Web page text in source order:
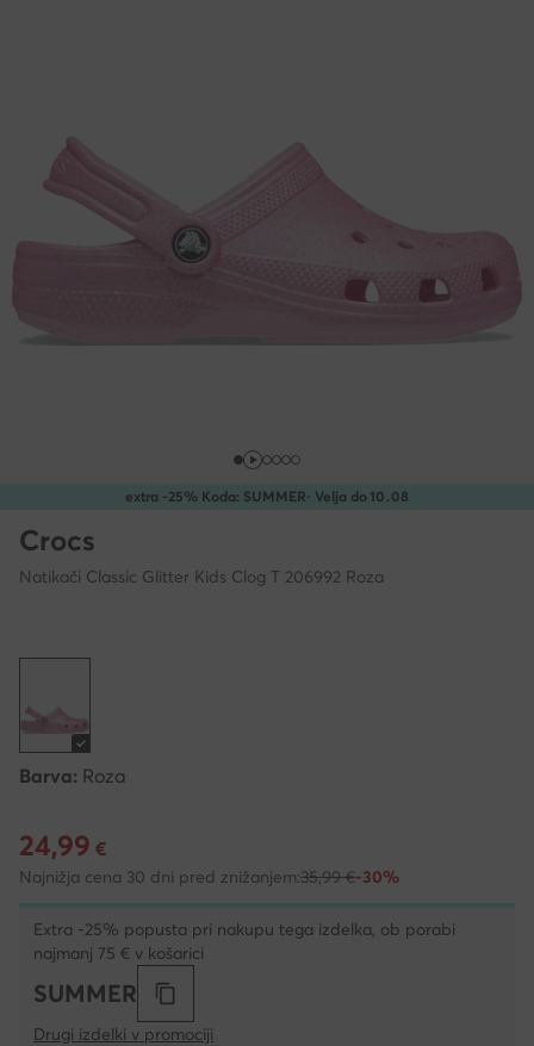
extra -25% Koda: SUMMER· Velja do10 . 08
Crocs
Natikači Classic Glitter Kids Clog T 206992 Roza
Barva: Roza
Trenutna cena 24,99 €
24,99 €
Najnižja cena 30 dni pred znižanjem:35,99 €-30%
Extra -25% popusta pri nakupu tega izdelka, ob porabi
najmanj 75 € v košarici
SUMMER
Drugi izdelki v promociji